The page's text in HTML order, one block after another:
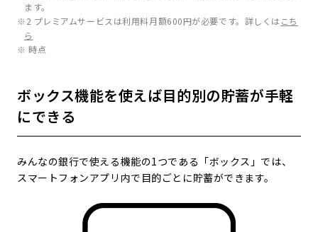
ます。
※2 プレミアムサービスは利用料月額600円が必要です。詳しくは こち
ら
※時点
ボックス機能を使えば目的別の貯蓄が手軽
にできる
みんなの銀行で使える機能の1つである「ボックス」では、
スマートフォンアプリ内で目的ごとに貯蓄ができます。